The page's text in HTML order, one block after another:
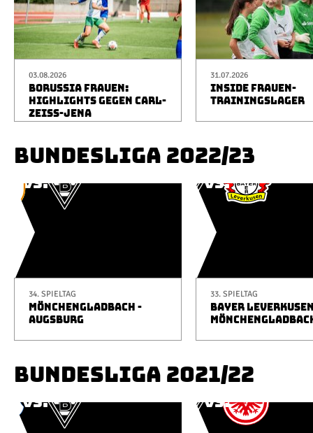
03.08.2026
BORUSSIA FRAUEN:
HIGHLIGHTS GEGEN CARL-
ZEISS-JENA
31.07.2026
INSIDE FRAUEN-
TRAININGSLAGER
BUNDESLIGA 2022/23
34. SPIELTAG
MÖNCHENGLADBACH -
AUGSBURG
33. SPIELTAG
BAYER
BUNDESLIGA 2021/22